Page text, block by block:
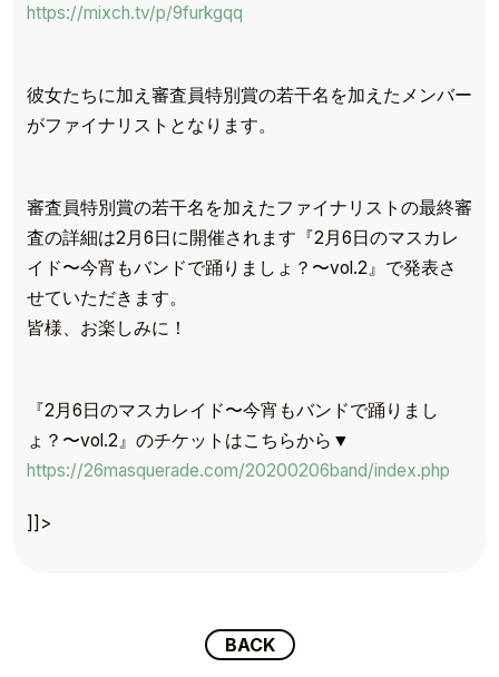
TOP
TOPICS
SCHEDULE
https://mixch.tv/p/9furkgqq
彼女たちに加え審査員特別賞の若干名を加えたメンバー
がファイナリストとなります。
審査員特別賞の若干名を加えたファイナリストの最終審
査の詳細は2月6日に開催されます『2月6日のマスカレ
イド〜今宵もバンドで踊りましょ？〜vol.2』で発表さ
せていただきます。
皆様、お楽しみに！
『2月6日のマスカレイド〜今宵もバンドで踊りまし
ょ？〜vol.2』のチケットはこちらから▼
https://26masquerade.com/20200206band/index.php
]]>
BACK